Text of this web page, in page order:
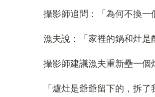
攝影師追問：「為何不換一
漁夫說：「家裡的鍋和灶是
攝影師建議漁夫重新壘一個
「爐灶是爺爺留下的，拆